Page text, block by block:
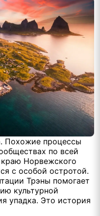
Похожие процессы
по всей
Норвежского
с особой остротой.
Трэны помогает
культурной
упадка. Это история